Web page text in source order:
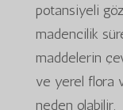
potansiyeli
madencilik
maddelerin
ve yerel flora
neden olabilir.